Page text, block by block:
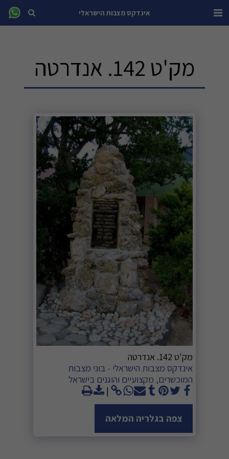
אינדקס מצבות הישראלי
מק'ט 142. אנדרטה
מק'ט 142. אנדרטה
אינדקס מצבות הישראלי - בוני מצבות
המוכשרים, מקצועיים והוגנים בישראל
צפה בגלריה המלאה